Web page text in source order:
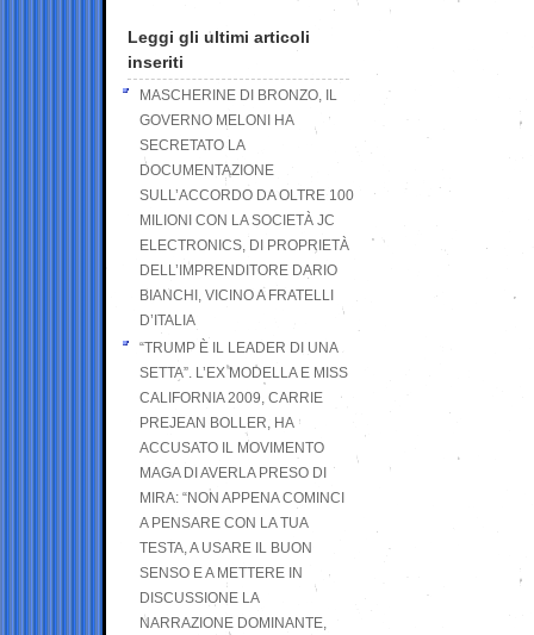
Leggi gli ultimi articoli
inseriti
MASCHERINE DI BRONZO, IL
GOVERNO MELONI HA
SECRETATO LA
DOCUMENTAZIONE
SULL’ACCORDO DA OLTRE 100
MILIONI CON LA SOCIETÀ JC
ELECTRONICS, DI PROPRIETÀ
DELL’IMPRENDITORE DARIO
BIANCHI, VICINO A FRATELLI
D’ITALIA
“TRUMP È IL LEADER DI UNA
SETTA”. L’EX MODELLA E MISS
CALIFORNIA 2009, CARRIE
PREJEAN BOLLER, HA
ACCUSATO IL MOVIMENTO
MAGA DI AVERLA PRESO DI
MIRA: “NON APPENA COMINCI
A PENSARE CON LA TUA
TESTA, A USARE IL BUON
SENSO E A METTERE IN
DISCUSSIONE LA
NARRAZIONE DOMINANTE,